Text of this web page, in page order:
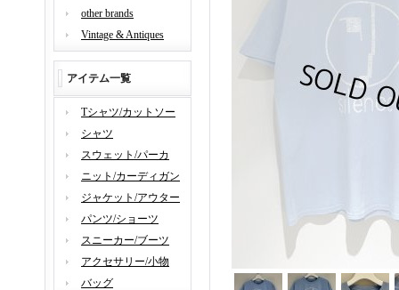
other brands
Vintage & Antiques
アイテム一覧
Tシャツ/カットソー
シャツ
スウェット/パーカ
ニット/カーディガン
ジャケット/アウター
パンツ/ショーツ
スニーカー/ブーツ
アクセサリー/小物
バッグ